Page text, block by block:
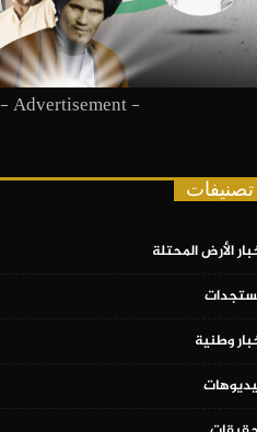
- Advertisement -
تصنيفات
الأرض المحتلة
وطنية